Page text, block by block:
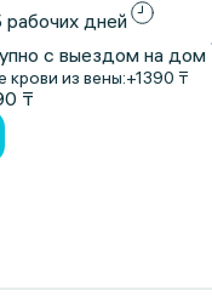
дней
с выездом на дом
крови из вены:+1390 ₸
₸